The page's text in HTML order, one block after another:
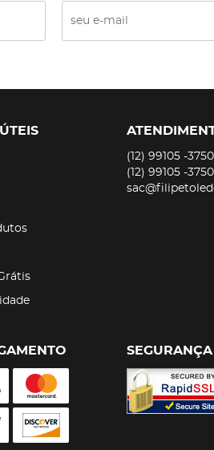
(12) 99105 -3750
(12) 99105 -3750
SEGURANÇA